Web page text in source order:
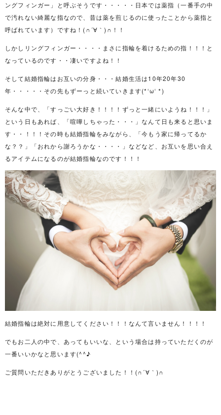
ングフィンガー」と呼ぶそうです・・・・・日本では薬指（一番手の中
で汚れない綺麗な指なので、昔は薬を煎じるのに使ったことから薬指と
呼ばれています）ですね！(∩´∀｀)∩！！
しかしリングフィンガー・・・・まさに指輪を着けるための指！！！と
なっているのです・・凄いですよね！！
そして結婚指輪はお互いの分身・・・結婚生活は10年20年30
年・・・・・その先もずーっと続いていきます(*‘ω‘ *)
そんな中で、「すっごい大好き！！！！ずっと一緒にいようね！！！」
という日もあれば、「喧嘩しちゃった・・・」なんて日も来ると思いま
す・・！！！その時も結婚指輪をみながら、「今もう家に帰ってるか
な？？」「おれから謝ろうかな・・・・」などなど、お互いを思い合え
るアイテムになるのが結婚指輪なのです！！！
結婚指輪は絶対に用意してください！！！なんて言いません！！！！
でもお二人の中で、あってもいいな、という場合は持っていただくのが
一番いいかなと思います(^^♪
ご質問いただきありがとうございました！！(∩´∀｀)∩